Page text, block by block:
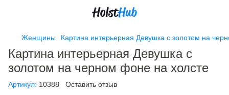
Женщины Картина интерьерная Девушка с золотом на
Картина интерьерная Девушка с
золотом на черном фоне на холсте
Артикул: 10388 Оставить отзыв